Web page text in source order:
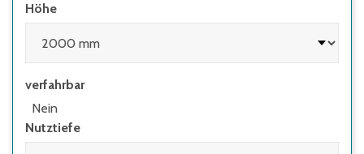
• wenn die Höhe des obersten Fachbodens
im Verhältnis zur Regaltiefe größer 5:1 ist
• wenn Regale mit Flügeltüren eingesetzt
größer 4:1 ist
• wenn Regale mit herausziehbaren
Höhe
verfahrbar
Nein
Nutztiefe